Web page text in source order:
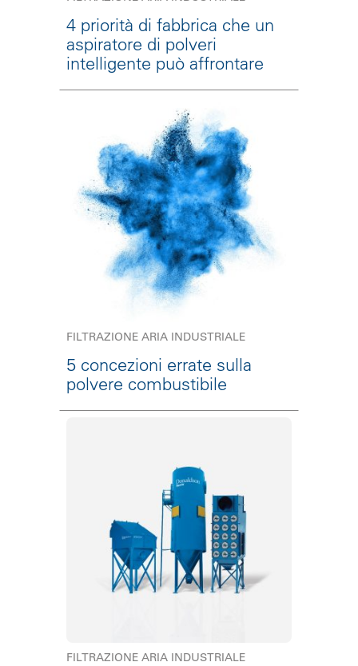
4 priorità di fabbrica che un
aspiratore di polveri
intelligente può affrontare
FILTRAZIONE ARIA INDUSTRIALE
5 concezioni errate sulla
polvere combustibile
FILTRAZIONE ARIA INDUSTRIALE